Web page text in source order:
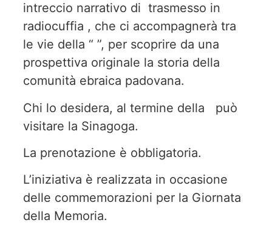
intreccio narrativo di trasmesso in
radiocuffia , che ci accompagnerà tra
le vie della “ ”, per scoprire da una
prospettiva originale la storia della
comunità ebraica padovana.
Chi lo desidera, al termine della può
visitare la Sinagoga.
La prenotazione è obbligatoria.
L’iniziativa è realizzata in occasione
delle commemorazioni per la Giornata
della Memoria.